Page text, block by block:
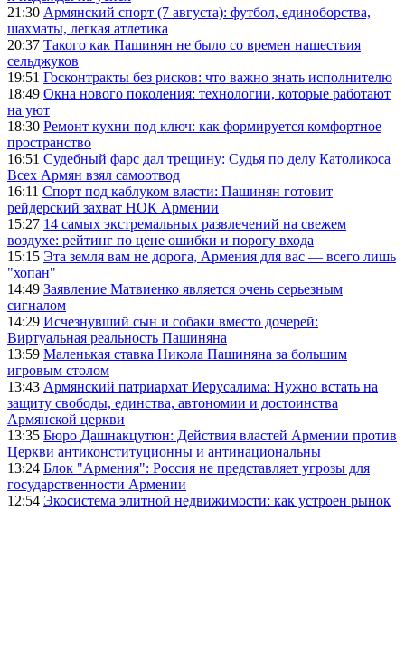
21:30 Армянский спорт (7 августа): футбол, единоборства,
шахматы, легкая атлетика
20:37 Такого как Пашинян не было со времен нашествия
сельджуков
19:51 Госконтракты без рисков: что важно знать исполнителю
18:49 Окна нового поколения: технологии, которые работают
на уют
18:30 Ремонт кухни под ключ: как формируется комфортное
пространство
16:51 Судебный фарс дал трещину: Судья по делу Католикоса
Всех Армян взял самоотвод
16:11 Спорт под каблуком власти: Пашинян готовит
рейдерский захват НОК Армении
15:27 14 самых экстремальных развлечений на свежем
воздухе: рейтинг по цене ошибки и порогу входа
15:15 Эта земля вам не дорога, Армения для вас — всего лишь
"хопан"
14:49 Заявление Матвиенко является очень серьезным
сигналом
14:29 Исчезнувший сын и собаки вместо дочерей:
Виртуальная реальность Пашиняна
13:59 Маленькая ставка Никола Пашиняна за большим
игровым столом
13:43 Армянский патриархат Иерусалима: Нужно встать на
защиту свободы, единства, автономии и достоинства
Армянской церкви
13:35 Бюро Дашнакцутюн: Действия властей Армении против
Церкви антиконституционны и антинациональны
13:24 Блок "Армения": Россия не представляет угрозы для
государственности Армении
12:54 Экосистема элитной недвижимости: как устроен рынок